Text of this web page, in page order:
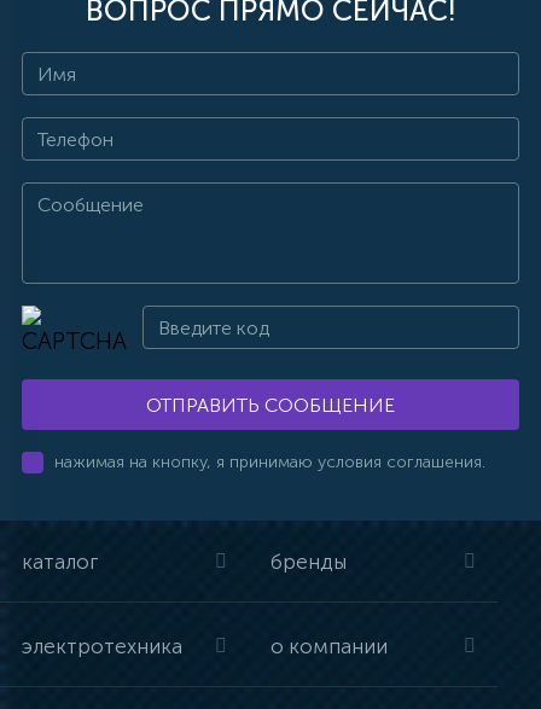
ВОПРОС ПРЯМО СЕЙЧАС!
ОТПРАВИТЬ СООБЩЕНИЕ
нажимая на кнопку, я принимаю условия соглашения.
каталог бренды
электротехника о компании